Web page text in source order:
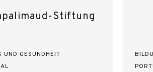
Stiftung
UND GESUNDHEIT